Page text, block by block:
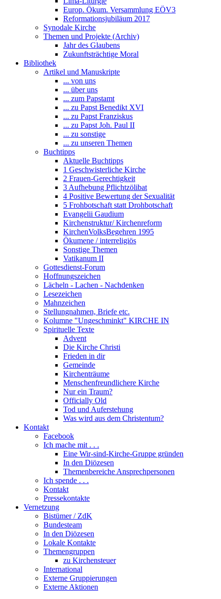
Europ. Ökum. Versammlung EÖV3
Reformationsjubiläum 2017
Synodale Kirche
Themen und Projekte (Archiv)
Jahr des Glaubens
Zukunftsträchtige Moral
Bibliothek
Artikel und Manuskripte
... von uns
... über uns
... zum Papstamt
... zu Papst Benedikt XVI
... zu Papst Franziskus
... zu Papst Joh. Paul II
... zu sonstige
... zu unseren Themen
Buchtipps
Aktuelle Buchtipps
1 Geschwisterliche Kirche
2 Frauen-Gerechtigkeit
3 Aufhebung Pflichtzölibat
4 Positive Bewertung der Sexualität
5 Frohbotschaft statt Drohbotschaft
Evangelii Gaudium
Kirchenstruktur/ Kirchenreform
KirchenVolksBegehren 1995
Ökumene / interreligiös
Sonstige Themen
Vatikanum II
Gottesdienst-Forum
Hoffnungszeichen
Lächeln - Lachen - Nachdenken
Lesezeichen
Mahnzeichen
Stellungnahmen, Briefe etc.
Kolumne "Ungeschminkt" KIRCHE IN
Spirituelle Texte
Advent
Die Kirche Christi
Frieden in dir
Gemeinde
Kirchenträume
Menschenfreundlichere Kirche
Nur ein Traum?
Officially Old
Tod und Auferstehung
Was wird aus dem Christentum?
Kontakt
Facebook
Ich mache mit . . .
Eine Wir-sind-Kirche-Gruppe gründen
In den Diözesen
Themenbereiche Ansprechpersonen
Ich spende . . .
Kontakt
Pressekontakte
Vernetzung
Bistümer / ZdK
Bundesteam
In den Diözesen
Lokale Kontakte
Themengruppen
zu Kirchensteuer
International
Externe Gruppierungen
Externe Aktionen